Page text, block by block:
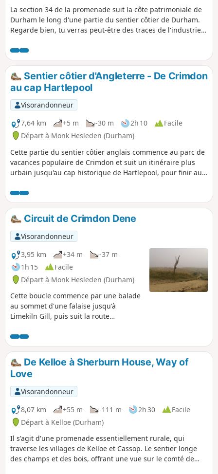
La section 34 de la promenade suit la côte patrimoniale de
Durham le long d'une partie du sentier côtier de Durham.
Regarde bien, tu verras peut-être des traces de l'industrie
côte. En chemin, tu devras traverser plusieurs dénettes et
gills côtiers.
Sentier côtier d'Angleterre - De Crimdon
au cap Hartlepool
Visorandonneur
7,64 km
+5 m -30 m 2h 10
Facile
Départ à Monk Hesleden (Durham)
Cette partie du sentier côtier anglais commence au parc de
vacances populaire de Crimdon et suit un itinéraire plus
urbain jusqu'au cap historique de Hartlepool, pour finir aux
Circuit de Crimdon Dene
Visorandonneur
3,95 km
+34 m
-37 m
1h 15
Facile
Départ à Monk Hesleden (Durham)
Cette boucle commence par une balade
au sommet d'une falaise jusqu'à
Limekiln Gill, puis suit la route
en passant sous le spectaculaire viaduc
et en suivant Crimdon Beck vers les
dunes, d'où l'on peut admirer le cap
Hartlepool et la jetée de Steetley.
De Kelloe à Sherburn House, Way of
Love
Visorandonneur
8,07 km
+55 m -111 m 2h 30
Facile
Départ à Kelloe (Durham)
Il s'agit d'une promenade essentiellement rurale, qui
traverse les villages de Kelloe et Cassop. Le sentier longe
des champs et des bois, offrant une vue sur le comté de